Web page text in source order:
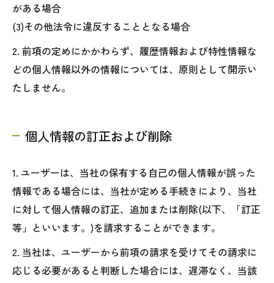
がある場合
(3)その他法令に違反することとなる場合
2. 前項の定めにかかわらず、履歴情報および特性情報な
どの個人情報以外の情報については、原則として開示い
たしません。
個人情報の訂正および削除
1. ユーザーは、当社の保有する自己の個人情報が誤った
情報である場合には、当社が定める手続きにより、当社
に対して個人情報の訂正、追加または削除(以下、「訂正
等」といいます。)を請求することができます。
2. 当社は、ユーザーから前項の請求を受けてその請求に
応じる必要があると判断した場合には、遅滞なく、当該